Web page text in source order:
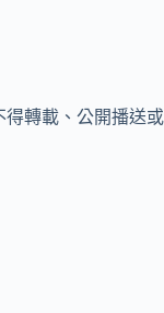
得轉載、公開播送或